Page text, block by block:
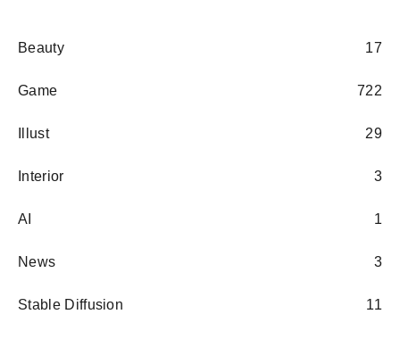
Beauty 17
Game 722
Illust 29
Interior 3
AI 1
News 3
Stable Diffusion 11